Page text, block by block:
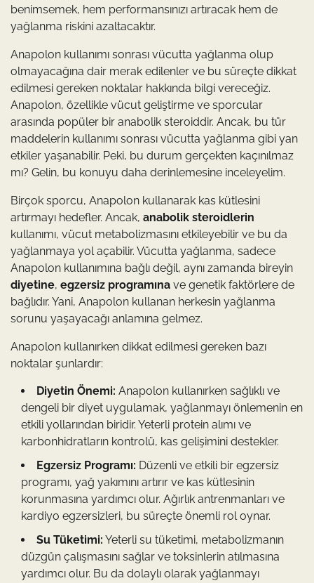
benimsemek, hem performansınızı artıracak hem de
yağlanma riskini azaltacaktır.
Anapolon kullanımı sonrası vücutta yağlanma olup
olmayacağına dair merak edilenler ve bu süreçte dikkat
edilmesi gereken noktalar hakkında bilgi vereceğiz.
Anapolon, özellikle vücut geliştirme ve sporcular
arasında popüler bir anabolik steroiddir. Ancak, bu tür
maddelerin kullanımı sonrası vücutta yağlanma gibi yan
etkiler yaşanabilir. Peki, bu durum gerçekten kaçınılmaz
mı? Gelin, bu konuyu daha derinlemesine inceleyelim.
Birçok sporcu, Anapolon kullanarak kas kütlesini
artırmayı hedefler. Ancak, anabolik steroidlerin
kullanımı, vücut metabolizmasını etkileyebilir ve bu da
yağlanmaya yol açabilir. Vücutta yağlanma, sadece
Anapolon kullanımına bağlı değil, aynı zamanda bireyin
diyetine, egzersiz programına ve genetik faktörlere de
bağlıdır. Yani, Anapolon kullanan herkesin yağlanma
sorunu yaşayacağı anlamına gelmez.
Anapolon kullanırken dikkat edilmesi gereken bazı
noktalar şunlardır:
Diyetin Önemi: Anapolon kullanırken sağlıklı ve
dengeli bir diyet uygulamak, yağlanmayı önlemenin en
etkili yollarından biridir. Yeterli protein alımı ve
karbonhidratların kontrolü, kas gelişimini destekler.
Egzersiz Programı: Düzenli ve etkili bir egzersiz
programı, yağ yakımını artırır ve kas kütlesinin
korunmasına yardımcı olur. Ağırlık antrenmanları ve
kardiyo egzersizleri, bu süreçte önemli rol oynar.
Su Tüketimi: Yeterli su tüketimi, metabolizmanın
düzgün çalışmasını sağlar ve toksinlerin atılmasına
yardımcı olur. Bu da dolaylı olarak yağlanmayı